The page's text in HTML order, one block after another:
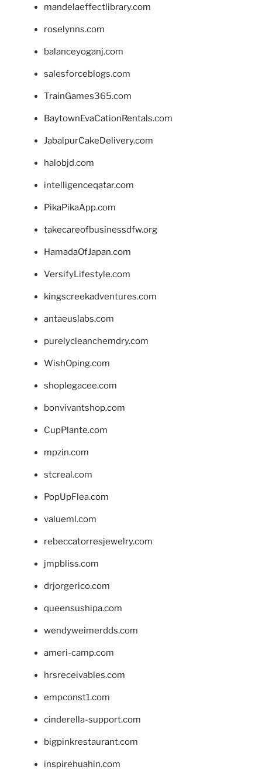
mandelaeffectlibrary.com
roselynns.com
balanceyoganj.com
salesforceblogs.com
TrainGames365.com
BaytownEvaCationRentals.com
JabalpurCakeDelivery.com
halobjd.com
intelligenceqatar.com
PikaPikaApp.com
takecareofbusinessdfw.org
HamadaOfJapan.com
VersifyLifestyle.com
kingscreekadventures.com
antaeuslabs.com
purelycleanchemdry.com
WishOping.com
shoplegacee.com
bonvivantshop.com
CupPlante.com
mpzin.com
stcreal.com
PopUpFlea.com
valueml.com
rebeccatorresjewelry.com
jmpbliss.com
drjorgerico.com
queensushipa.com
wendyweimerdds.com
ameri-camp.com
hrsreceivables.com
empconst1.com
cinderella-support.com
bigpinkrestaurant.com
inspirehuahin.com